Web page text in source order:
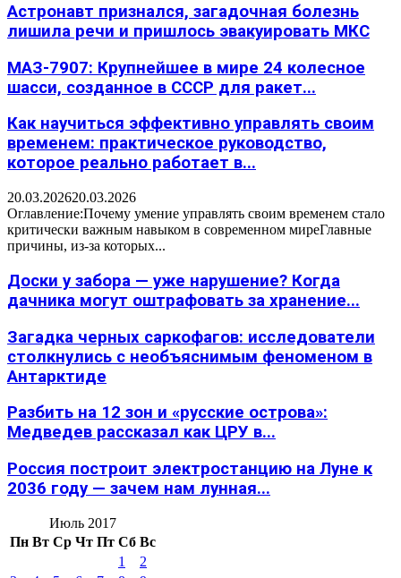
Астронавт признался, загадочная болезнь
лишила речи и пришлось эвакуировать МКС
МАЗ-7907: Крупнейшее в мире 24 колесное
шасси, созданное в СССР для ракет...
Как научиться эффективно управлять своим
временем: практическое руководство,
которое реально работает в...
20.03.202620.03.2026
Оглавление:Почему умение управлять своим временем стало
критически важным навыком в современном миреГлавные
причины, из-за которых...
Доски у забора — уже нарушение? Когда
дачника могут оштрафовать за хранение...
Загадка черных саркофагов: исследователи
столкнулись с необъяснимым феноменом в
Антарктиде
Разбить на 12 зон и «русские острова»:
Медведев рассказал как ЦРУ в...
Россия построит электростанцию на Луне к
2036 году — зачем нам лунная...
Июль 2017
Пн Вт Ср Чт Пт Сб Вс
1
2